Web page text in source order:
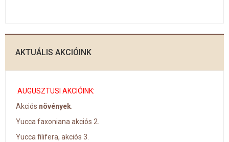
AKTUÁLIS AKCIÓINK
AUGUSZTUSI AKCIÓINK:
Akciós növények.
Yucca faxoniana akciós 2.
Yucca filifera, akciós 3.